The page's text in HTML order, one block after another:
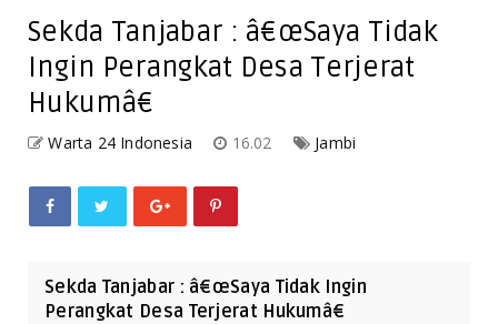
Sekda Tanjabar : â€œSaya Tidak
Ingin Perangkat Desa Terjerat
Hukumâ€
Warta 24 Indonesia 16.02 Jambi
Sekda Tanjabar : â€œSaya Tidak Ingin
Perangkat Desa Terjerat Hukumâ€